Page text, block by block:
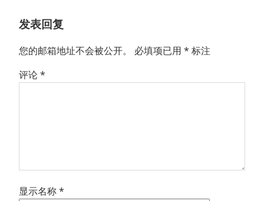
发表回复
您的邮箱地址不会被公开。 必填项已用 * 标注
评论*
显示名称*